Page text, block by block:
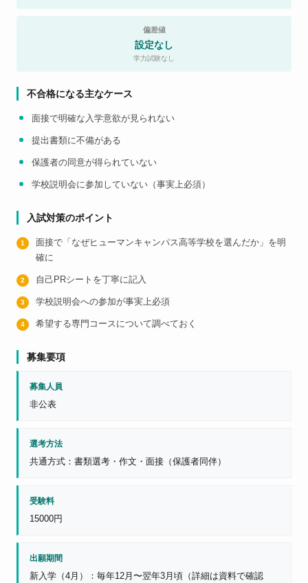
偏差値
設定なし
学力試験なし
不合格になる主なケース
面接で明確な入学意欲が見られない
提出書類に不備がある
保護者の同意が得られていない
学校説明会に参加していない（事実上必須）
入試対策のポイント
面接で「なぜヒューマンキャンパス高等学校を選んだか」を明
確に
自己PRシートを丁寧に記入
学校説明会への参加が事実上必須
希望する専門コースについて調べておく
募集要項
募集人員
非公表
選考方法
共通方式：書類選考・作文・面接（保護者同伴）
受験料
15000円
出願期間
新入学（4月）：毎年12月〜翌年3月頃（詳細は資料で確認